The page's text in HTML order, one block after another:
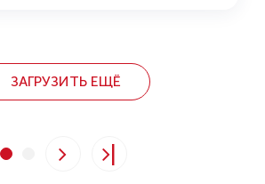
ЗАГРУЗИТЬ ЕЩЁ